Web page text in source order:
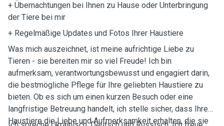
+ Übernachtungen bei Ihnen zu Hause oder Unterbringung
der Tiere bei mir
+ Regelmäßige Updates und Fotos Ihrer Haustiere
Was mich auszeichnet, ist meine aufrichtige Liebe zu
Tieren - sie bereiten mir so viel Freude! Ich bin
aufmerksam, verantwortungsbewusst und engagiert darin,
die bestmögliche Pflege für Ihre geliebten Haustiere zu
bieten. Ob es sich um einen kurzen Besuch oder eine
langfristige Betreuung handelt, ich stelle sicher, dass Ihre
Haustiere die Liebe und Aufmerksamkeit erhalten, die sie